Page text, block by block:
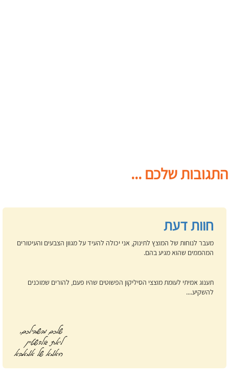
התגובות שלכם ...
חוות דעת
מעבר לנוחות של המוצץ לתינוק, אני יכולה להעיד על מגוון הצבעים והעיטורים
המהממים שהוא מגיע בהם.
תענוג אמיתי לעומת מוצצי הסיליקון הפשוטים שהיו פעם, להורים שמוכנים
להשקיע....